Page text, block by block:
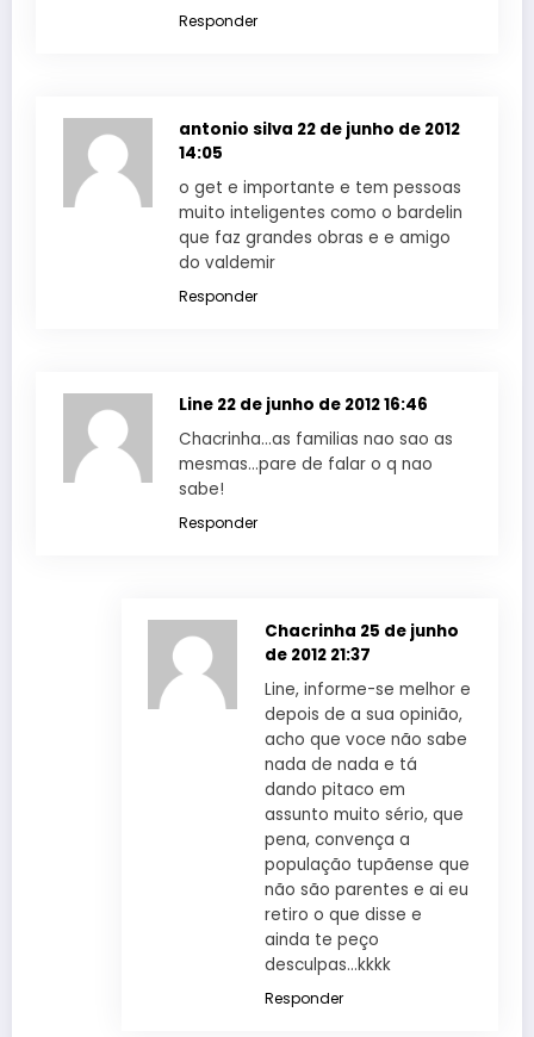
Responder
antonio silva 22 de junho de 2012
14:05
o get e importante e tem pessoas
muito inteligentes como o bardelin
que faz grandes obras e e amigo
do valdemir
Responder
Line 22 de junho de 2012 16:46
Chacrinha…as familias nao sao as
mesmas…pare de falar o q nao
sabe!
Responder
Chacrinha 25 de junho
de 2012 21:37
Line, informe-se melhor e
depois de a sua opinião,
acho que voce não sabe
nada de nada e tá
dando pitaco em
assunto muito sério, que
pena, convença a
população tupãense que
não são parentes e ai eu
retiro o que disse e
ainda te peço
desculpas…kkkk
Responder